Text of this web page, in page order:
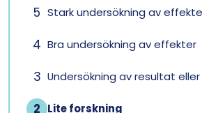
5 Stark undersökning av
4 Bra undersökning av effekter
3 Undersökning av resultat
2 Lite forskning